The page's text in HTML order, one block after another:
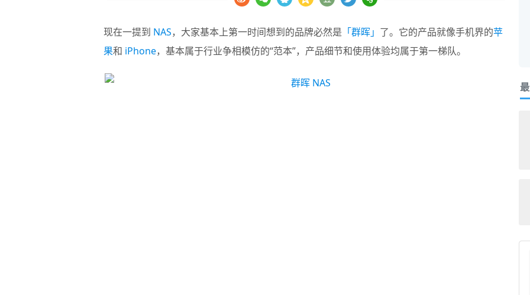
现在一提到 NAS，大家基本上第一时间想到的品牌必然是 「群晖」 了。它的产品就像手机界的苹
果和 iPhone，基本属于行业争相模仿的“范本”，产品细节和使用体验均属于第一梯队。